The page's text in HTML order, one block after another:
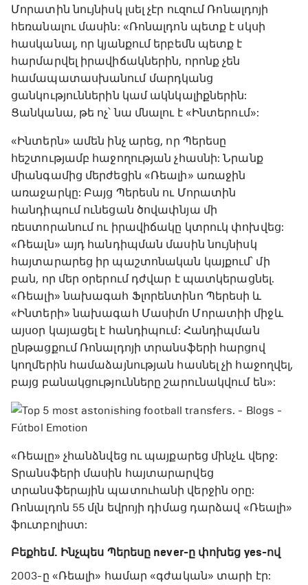
Մորատին նույնիսկ լսել չէր ուզում Ռոնալդոյի
հեռանալու մասին: «Ռոնալդոն պետք է սկսի
հասկանալ, որ կյանքում երբեմն պետք է
հարմարվել իրավիճակներին, որոնք չեն
համապատասխանում մարդկանց
ցանկություններին կամ ակնկալիքներին:
Ցանկանա, թե ոչ՝ նա մնալու է «Ինտերում»:
«Ինտերն» ամեն ինչ արեց, որ Պերեսը
հեշտությամբ հաջողության չհասնի: Նրանք
միանգամից մերժեցին «Ռեալի» առաջին
առաջարկը: Բայց Պերեսն ու Մորատին
հանդիպում ունեցան ծովափնյա մի
ռեստորանում ու իրավիճակը կտրուկ փոխվեց:
«Ռեալն» այդ հանդիպման մասին նույնիսկ
հայտարարեց իր պաշտոնական կայքում՝ մի
բան, որ մեր օրերում դժվար է պատկերացնել.
«Ռեալի» նախագահ Ֆլորենտինո Պերեսի և
«Ինտերի» նախագահ Մասիմո Մորատիի միջև
այսօր կայացել է հանդիպում: Հանդիպման
ընթացքում Ռոնալդոյի տրանսֆերի հարցով
կողմերին համաձայնության հասնել չի հաջողվել,
բայց բանակցությունները շարունակվում են»:
«Ռեալը» չհանձնվեց ու պայքարեց մինչև վերջ:
Տրանսֆերի մասին հայտարարվեց
տրանսֆերային պատուհանի վերջին օրը:
Ռոնալդոն 55 մլն եվրոյի դիմաց դարձավ «Ռեալի»
ֆուտբոլիստ:
Բեքհեմ. Ինչպես Պերեսը never-ը փոխեց yes-ով
2003-ը «Ռեալի» համար «գժական» տարի էր: